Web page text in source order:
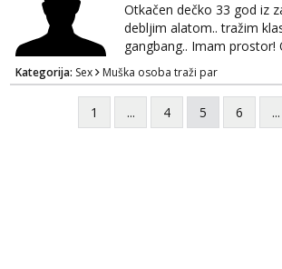
Otkačen dečko 33 god iz
debljim alatom.. tražim
gangbang.. Imam prostor!
Kondomi i higijena od
Može i normalna dama/
swingati! :) 0924510862
Kategorija: Sex Muška osoba traži par
1 ... 4 5 6 ...